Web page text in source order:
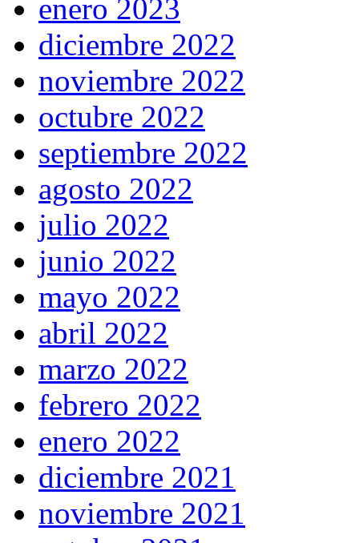
enero 2023
diciembre 2022
noviembre 2022
octubre 2022
septiembre 2022
agosto 2022
julio 2022
junio 2022
mayo 2022
abril 2022
marzo 2022
febrero 2022
enero 2022
diciembre 2021
noviembre 2021